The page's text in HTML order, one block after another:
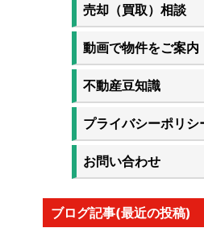
売却（買取）相談
動画で物件をご案内
不動産豆知識
プライバシーポリシ
お問い合わせ
ブログ記事(最近の投稿)